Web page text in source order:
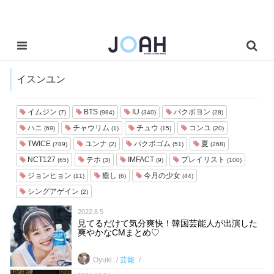
イスンユン
イムジン (7) BTS (984) IU (340) パクボヨン (28)
ハニ (69) チャウリム (1) チュウ (15) コンユ (20)
TWICE (789) ユンナ (2) パクボゴム (51) 夏 (268)
NCT127 (65) テホ (3) IMFACT (9) プレイリスト (100)
ジョンヒョン (11) 癒し (6) 今月の少女 (44)
シングアゲイン (2)
2022.8.5
見てるだけて気分爽快！韓国芸能人が出演した
爽やかなCMまとめ♡
Oyuki 芸能